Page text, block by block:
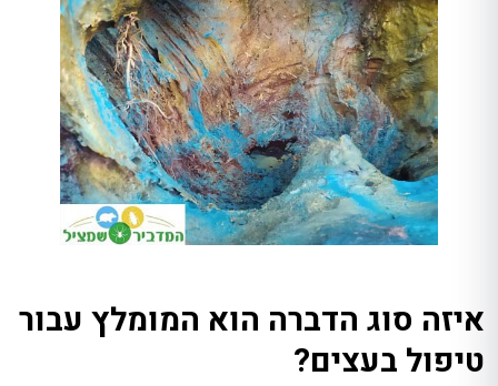
איזה סוג הדברה הוא המומלץ עבור
טיפול בעצים?